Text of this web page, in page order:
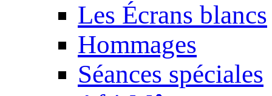
Les Écrans blancs
Hommages
Séances spéciales